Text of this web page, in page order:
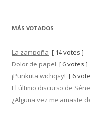
MÁS VOTADOS
La zampoña [ 14 votes ]
Dolor de papel [ 6 votes ]
¡Punkuta wichqay! [ 6
El último discurso de
¿Alguna vez me amaste